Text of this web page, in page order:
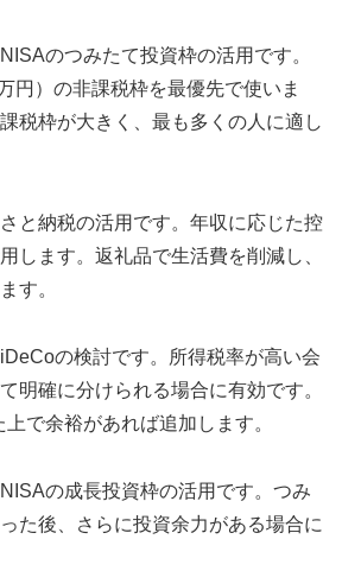
のつみたて投資枠の活用です。
円）の非課税枠を最優先で使いま
税枠が大きく、最も多くの人に適し
と納税の活用です。年収に応じた控
します。返礼品で生活費を削減し、
す。
の検討です。所得税率が高い会
明確に分けられる場合に有効です。
で余裕があれば追加します。
の成長投資枠の活用です。つみ
た後、さらに投資余力がある場合に